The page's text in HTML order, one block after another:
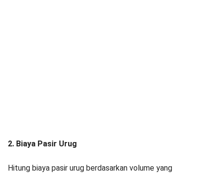
2. Biaya Pasir Urug
Hitung biaya pasir urug berdasarkan volume yang